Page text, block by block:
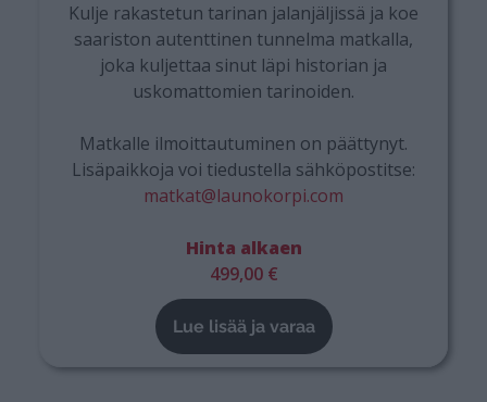
Kulje rakastetun tarinan jalanjäljissä ja koe
saariston autenttinen tunnelma matkalla,
joka kuljettaa sinut läpi historian ja
uskomattomien tarinoiden.
Matkalle ilmoittautuminen on päättynyt.
Lisäpaikkoja voi tiedustella sähköpostitse:
matkat@launokorpi.com
Hinta alkaen
499,00 €
Lue lisää ja varaa